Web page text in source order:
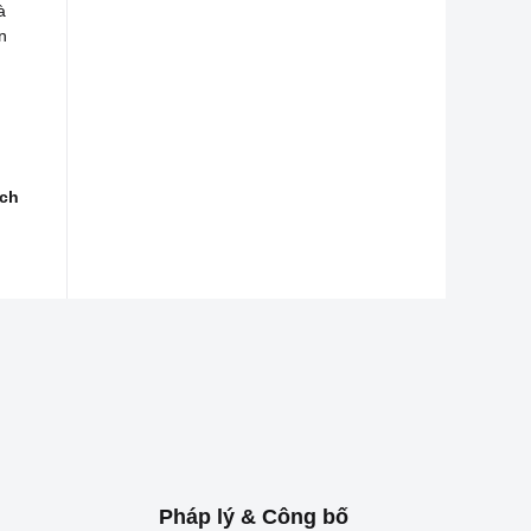
Pháp lý & Công bố